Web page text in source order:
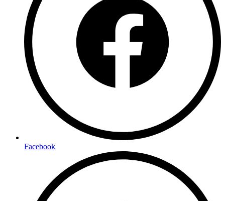
Facebook